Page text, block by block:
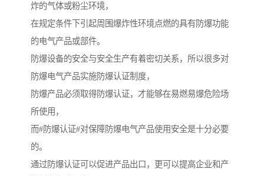
炸的气体或粉尘环境，
在规定条件下引起周围爆炸性环境点燃的具有防爆功能
的电气产品或部件。
防爆设备的安全与安全生产有着密切关系，所以很多对
防爆电气产品实施防爆认证制度，
防爆产品必须取得防爆认证，才能够在易燃易爆危险场
所使用，
而#防爆认证#对保障防爆电气产品使用安全是十分必要
的。
通过防爆认证可以促进产品出口，更可以提高企业和产